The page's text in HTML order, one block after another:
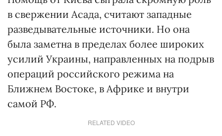
в свержении Асада, считают западные
разведывательные источники. Но она
была заметна в пределах более широких
усилий Украины, направленных на подрыв
операций российского режима на
Ближнем Востоке, в Африке и внутри
самой РФ.
RELATED VIDEO